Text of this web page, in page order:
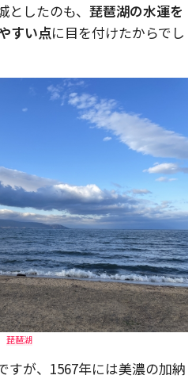
したのも、 琵琶湖の水運を
すい点に目を付けたからでし
琵琶湖
すが、1567年には美濃の加納